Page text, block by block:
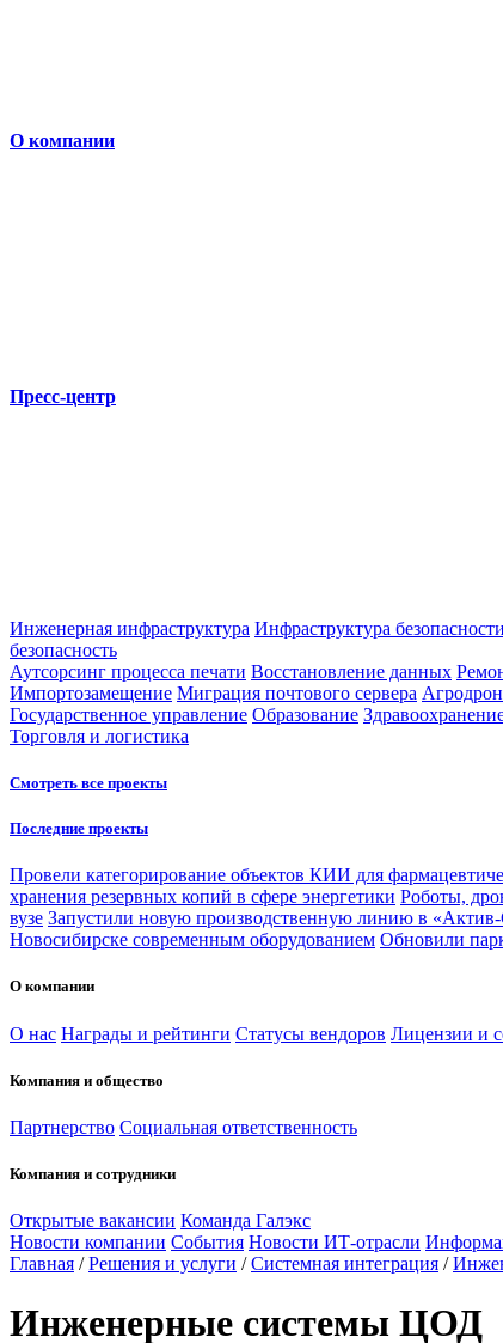
О компании
Пресс-центр
Инженерная инфраструктура Инфраструктура безопасности
безопасность
Аутсорсинг процесса печати Восстановление данных
Импортозамещение Миграция почтового сервера
Государственное управление Образование
Торговля и логистика
Смотреть все проекты
Последние проекты
Провели категорирование объектов КИИ для
хранения резервных копий в сфере энергетики Роботы,
вузе Запустили новую производственную линию в
Новосибирске современным оборудованием Обновили
О компании
О нас Награды и рейтинги Статусы вендоров Лицензии и
Компания и общество
Партнерство Социальная ответственность
Компания и сотрудники
Открытые вакансии Команда Галэкс
Новости компании События Новости ИТ-отрасли
Главная / Решения и услуги / Системная интеграция /
Инженерные системы ЦОД